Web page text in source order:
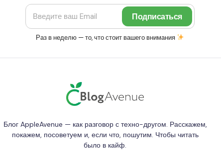
Раз в неделю — то, что стоит вашего внимания
Блог AppleAvenue — как разговор с техно-другом. Расскажем,
покажем, посоветуем и, если что, пошутим. Чтобы читать
было в кайф.